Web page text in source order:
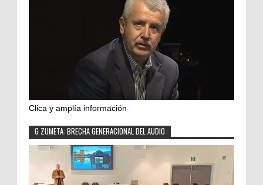
Clica y amplía información
G ZUMETA: BRECHA GENERACIONAL DEL AUDIO